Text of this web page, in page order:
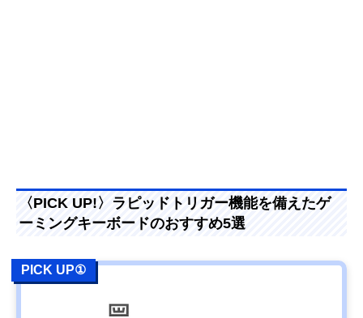
〈PICK UP!〉ラピッドトリガー機能を備えたゲ
ーミングキーボードのおすすめ5選
PICK UP①